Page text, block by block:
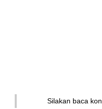
Silakan baca